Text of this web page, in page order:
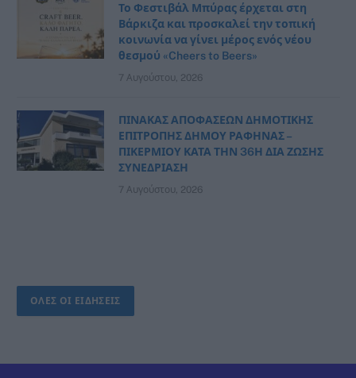
Το Φεστιβάλ Μπύρας έρχεται στη
Βάρκιζα και προσκαλεί την τοπική
κοινωνία να γίνει μέρος ενός νέου
θεσμού «Cheers to Beers»
7 Αυγούστου, 2026
ΠΙΝΑΚΑΣ ΑΠΟΦΑΣΕΩΝ ΔΗΜΟΤΙΚΗΣ
ΕΠΙΤΡΟΠΗΣ ΔΗΜΟΥ ΡΑΦΗΝΑΣ –
ΠΙΚΕΡΜΙΟΥ ΚΑΤΑ ΤΗΝ 36Η ΔΙΑ ΖΩΣΗΣ
ΣΥΝΕΔΡΙΑΣΗ
7 Αυγούστου, 2026
ΟΛΕΣ ΟΙ ΕΙΔΗΣΕΙΣ